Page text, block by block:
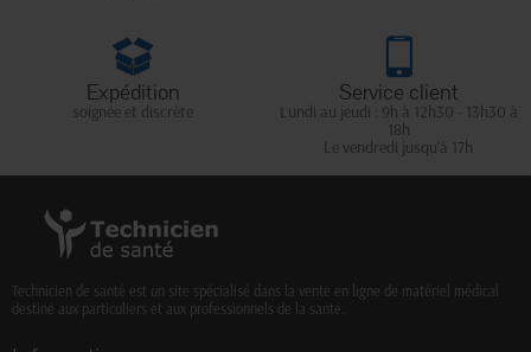
Expédition
soignée et discrète
Service client
Lundi au jeudi : 9h à 12h30 - 13h30 à
18h
Le vendredi jusqu'à 17h
Technicien de santé est un site spécialisé dans la vente en ligne de matériel médical
destiné aux particuliers et aux professionnels de la santé.